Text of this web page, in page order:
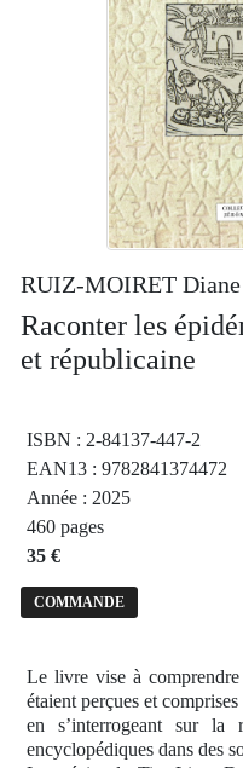
RUIZ-MOIRET Diane
Raconter les
et républicaine
ISBN : 2-84137-447-2
EAN13 : 9782841374472
Année : 2025
460 pages
35 €
COMMANDE
Le livre vise à comprendre
étaient perçues et
en s’interrogeant sur la
encyclopédiques dans des